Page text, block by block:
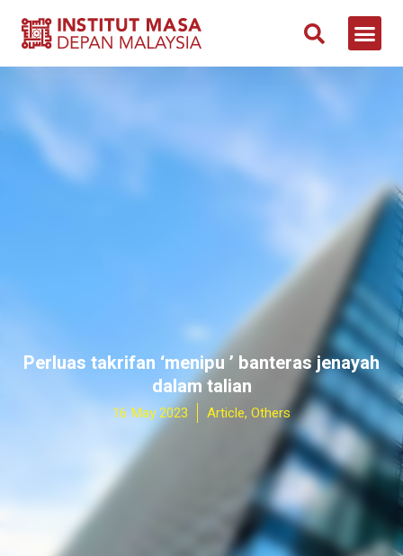
Perluas takrifan ‘menipu ’ banteras jenayah
dalam talian
16 May 2023 Article,Others